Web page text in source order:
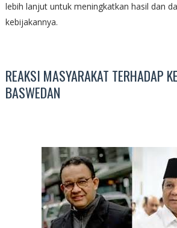
lebih lanjut untuk meningkatkan hasil dan
kebijakannya.
REAKSI MASYARAKAT TERHADAP
BASWEDAN